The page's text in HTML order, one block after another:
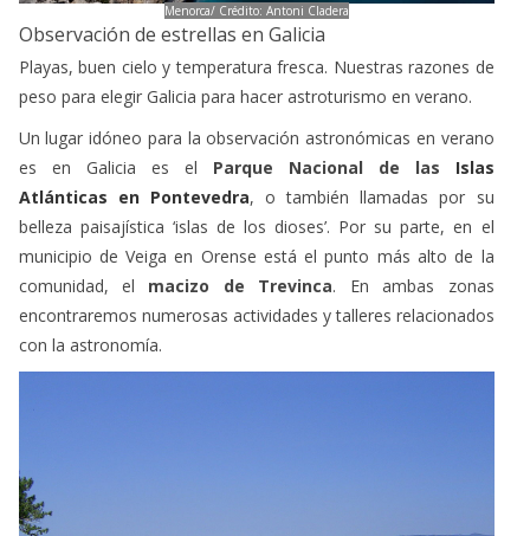
Menorca/ Crédito: Antoni Cladera
Observación de estrellas en Galicia
Playas, buen cielo y temperatura fresca. Nuestras razones de
peso para elegir Galicia para hacer astroturismo en verano.
Un lugar idóneo para la observación astronómicas en verano
es en Galicia es el Parque Nacional de las
Islas
Atlánticas en Pontevedra, o también llamadas por su
belleza paisajística ‘islas de los dioses’. Por su parte, en el
municipio de Veiga en Orense está el punto más alto de la
comunidad, el
macizo de Trevinca. En ambas zonas
encontraremos numerosas actividades y talleres relacionados
con la astronomía.